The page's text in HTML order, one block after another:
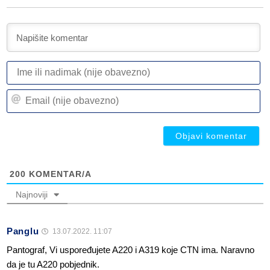
200 KOMENTAR/A
Najnoviji
Panglu 13.07.2022. 11:07
Pantograf, Vi uspoređujete A220 i A319 koje CTN ima. Naravno
da je tu A220 pobjednik.